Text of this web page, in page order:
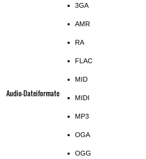
Audio-Dateiformate
3GA
AMR
RA
FLAC
MID
MIDI
MP3
OGA
OGG